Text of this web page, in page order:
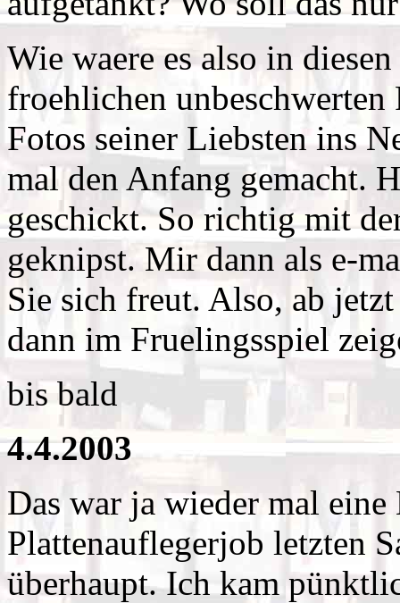
Wie waere es also in
froehlichen
Fotos seiner Liebsten ins
mal den Anfang gemacht.
geschickt. So richtig mit
geknipst. Mir dann als e-
Sie sich freut. Also, ab
dann im Fruelingsspiel
bis bald
4.4.2003
Das war ja wieder mal
Plattenauflegerjob letzten
überhaupt. Ich kam